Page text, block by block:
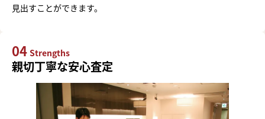
見出すことができます。
04 Strengths
親切丁寧な安心査定